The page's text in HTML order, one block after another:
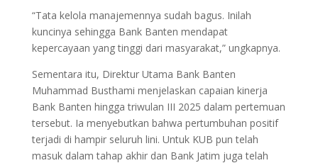
“Tata kelola manajemennya sudah bagus. Inilah
kuncinya sehingga Bank Banten mendapat
kepercayaan yang tinggi dari masyarakat,” ungkapnya.
Sementara itu, Direktur Utama Bank Banten
Muhammad Busthami menjelaskan capaian kinerja
Bank Banten hingga triwulan III 2025 dalam pertemuan
tersebut. Ia menyebutkan bahwa pertumbuhan positif
terjadi di hampir seluruh lini. Untuk KUB pun telah
masuk dalam tahap akhir dan Bank Jatim juga telah